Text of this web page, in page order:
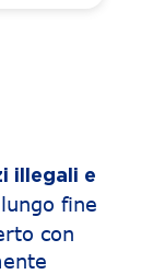
illegali e
fine
con